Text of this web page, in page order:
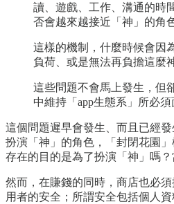
讀、遊戲、工作、溝通的時
否會越來越接近「神」的角
這樣的機制，什麼時候會因
負荷、或是無法再負擔這麼
這些問題不會馬上發生，但
中維持「app生態系」所必須
這個問題遲早會發生、而且已經
扮演「神」的角色，「封閉花園
存在的目的是為了扮演「神」嗎？
然而，在賺錢的同時，商店也必
用者的安全；所謂安全包括個人